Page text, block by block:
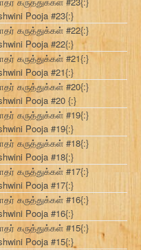
Pooja #23{:}
கருத்துக்கள் #22{:}
Pooja #22{:}
கருத்துக்கள் #21{:}
Pooja #21{:}
கருத்துக்கள் #20{:}
Pooja #20 {:}
கருத்துக்கள் #19{:}
Pooja #19{:}
கருத்துக்கள் #18{:}
Pooja #18{:}
கருத்துக்கள் #17{:}
Pooja #17{:}
கருத்துக்கள் #16{:}
Pooja #16{:}
கருத்துக்கள் #15{:}
Pooja #15{:}